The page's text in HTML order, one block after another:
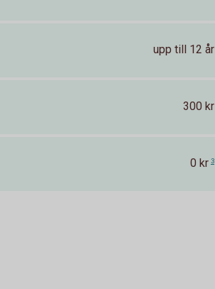
upp till 12 år
300 kr
0 kr 3